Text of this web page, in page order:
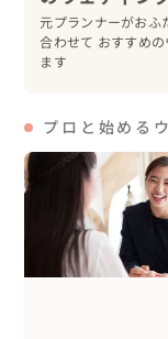
ょう！！
元プランナーがおふ
合わせて おすすめ
ます
プロと始める